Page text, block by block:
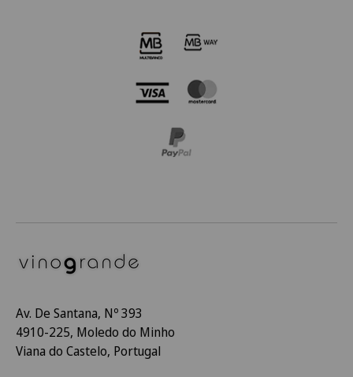
Av. De Santana, Nº 393
4910-225, Moledo do Minho
Viana do Castelo, Portugal